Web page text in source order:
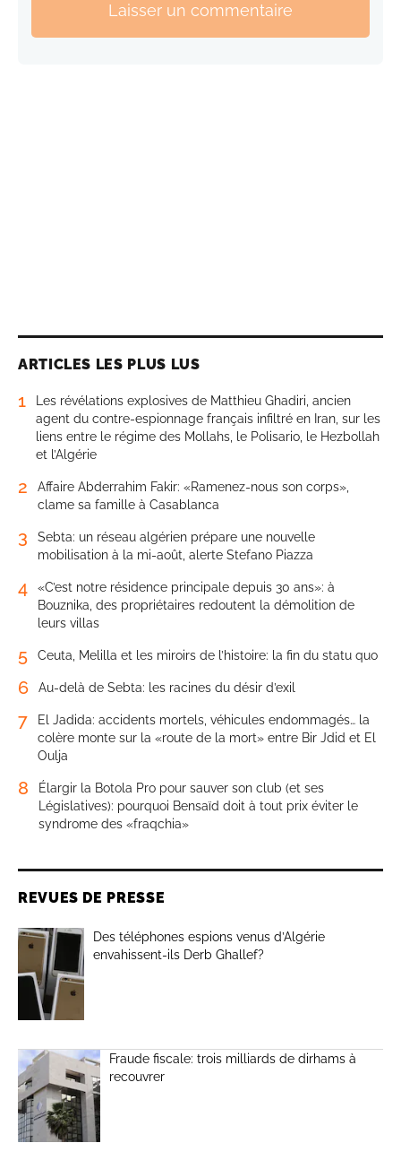
Laisser un commentaire
ARTICLES LES PLUS LUS
1
Les révélations explosives de Matthieu Ghadiri, ancien
agent du contre-espionnage français infiltré en Iran, sur les
liens entre le régime des Mollahs, le Polisario, le Hezbollah
et l’Algérie
2
Affaire Abderrahim Fakir: «Ramenez-nous son corps»,
clame sa famille à Casablanca
3
Sebta: un réseau algérien prépare une nouvelle
mobilisation à la mi-août, alerte Stefano Piazza
4
«C’est notre résidence principale depuis 30 ans»: à
Bouznika, des propriétaires redoutent la démolition de
leurs villas
5 Ceuta, Melilla et les miroirs de l’histoire: la fin du statu quo
6 Au-delà de Sebta: les racines du désir d’exil
7
El Jadida: accidents mortels, véhicules endommagés… la
colère monte sur la «route de la mort» entre Bir Jdid et El
Oulja
8
Élargir la Botola Pro pour sauver son club (et ses
Législatives): pourquoi Bensaïd doit à tout prix éviter le
syndrome des «fraqchia»
REVUES DE PRESSE
Des téléphones espions venus d’Algérie
envahissent-ils Derb Ghallef?
Fraude fiscale: trois milliards de dirhams à
recouvrer